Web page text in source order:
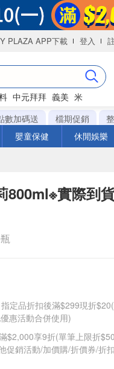
PLAZA APP下載 登入
中元拜拜 義美 米
數加碼送 檔期促銷
嬰童保健 休閒娛樂
800ml※實際到
定品折扣後滿$299現折
惠活動合併使用)
$2,000享9折(單筆上限折
促銷活動/加價購/折價券/折